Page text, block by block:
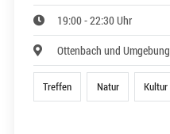
19:00 - 22:30 Uhr
Ottenbach und Umgebung
Treffen Natur Kultur